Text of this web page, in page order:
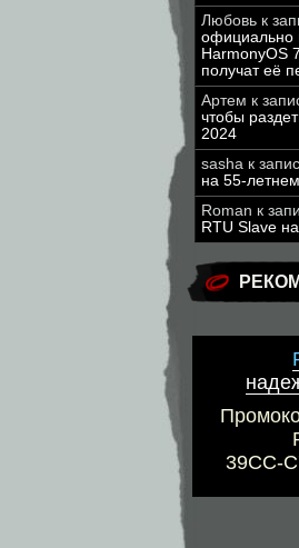
Любовь к
официально
HarmonyOS
получат её
Артем к
чтобы
2024
sasha к
на 55-
Roman к
RTU Slave
39CC-